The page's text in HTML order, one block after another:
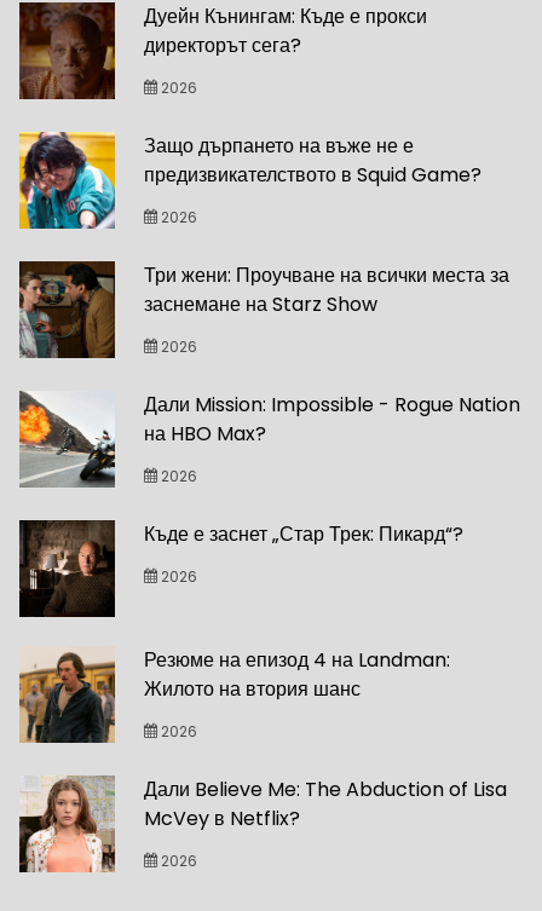
Дуейн Кънингам: Къде е прокси
директорът сега?
2026
Защо дърпането на въже не е
предизвикателството в Squid Game?
2026
Три жени: Проучване на всички места за
заснемане на Starz Show
2026
Дали Mission: Impossible - Rogue Nation
на HBO Max?
2026
Къде е заснет „Стар Трек: Пикард“?
2026
Резюме на епизод 4 на Landman:
Жилото на втория шанс
2026
Дали Believe Me: The Abduction of Lisa
McVey в Netflix?
2026